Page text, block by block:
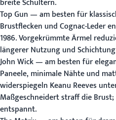
breite Schultern.
Top Gun— am besten für
Brustflecken und Cognac-Leder
1986. Vorgekrümmte Ärmel
längerer Nutzung und
John Wick— am besten für
Paneele, minimale Nähte und
widerspiegeln Keanu Reeves
Maßgeschneidert straff die
entspannt.